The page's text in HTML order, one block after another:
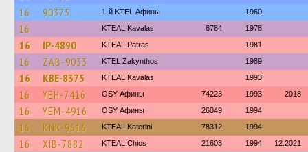
16
90375 1-й KTEL Афины 1960
16 KTEAL Kavalas 6784 1978
16 IP-4890 KTEAL Patras 1981
16 ZAB-9033 KTEL Zakynthos 1989
16 KBE-8375 KTEAL Kavalas 1993
16 YEH-7416 OSY Афины 74223 1993 2018
16 YEM-4916 OSY Афины 26049 1994
16 KNK-9616 KTEAL Katerini 78312 1994
16 XIB-7882 KTEAL Chios 21603 1994 12.2021